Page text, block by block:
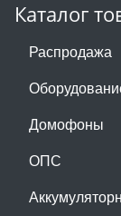
Каталог
Распродажа
Домофоны
ОПС